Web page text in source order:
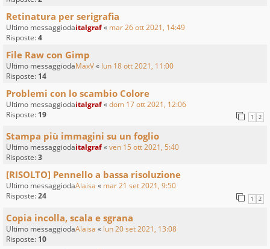
Retinatura per serigrafia
Ultimo messaggiodaitalgraf« mar 26 ott 2021, 14:49
Risposte:4
File Raw con Gimp
Ultimo messaggiodaMaxV« lun 18 ott 2021, 11:00
Risposte: 14
Problemi con lo scambio Colore
Ultimo messaggiodaitalgraf«dom 17 ott 2021, 12:06
Risposte: 19 1 2
Stampa più immagini su un foglio
Ultimo messaggiodaitalgraf«ven 15 ott 2021, 5:40
Risposte:3
[RISOLTO] Pennello a bassa risoluzione
Ultimo messaggiodaAlaisa « mar 21 set 2021, 9:50
Risposte:24 1 2
Copia incolla, scala e sgrana
Ultimo messaggiodaAlaisa « lun 20 set 2021, 13:08
Risposte: 10